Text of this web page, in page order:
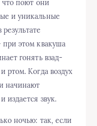
что поют они
и уникальные
этом квакуша
гонять взад-
ртом. Когда воздух
начинают
издается звук.
ночью: так, если